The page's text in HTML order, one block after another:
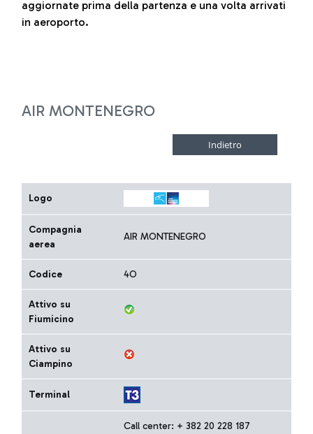
aggiornate prima della partenza e una volta arrivati
in aeroporto.
AIR MONTENEGRO
Logo
Compagnia
aerea
AIR MONTENEGRO
Codice 4O
Attivo su
Fiumicino
Attivo su
Ciampino
Terminal
Call center: + 382 20 228 187